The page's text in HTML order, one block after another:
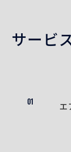
サービ
01 エ